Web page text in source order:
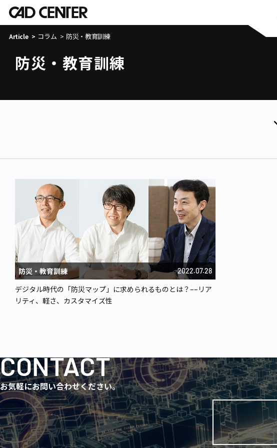
Article コラム 防災・教育訓練
防災・教育訓練
防災・教育訓練 2022.07.28
デジタル時代の「防災マップ」に求められるものとは？––リア
リティ、軽さ、カスタマイズ性
CONTACT
お気軽にお問い合わせください。